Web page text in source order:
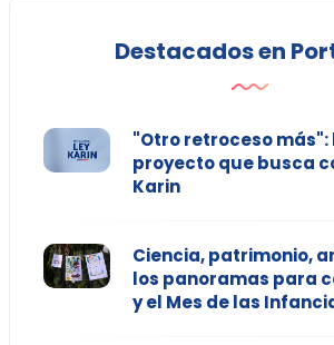
Destacados en
"Otro retroceso
proyecto que busca
Karin
Ciencia, patrimonio,
los panoramas para
y el Mes de las